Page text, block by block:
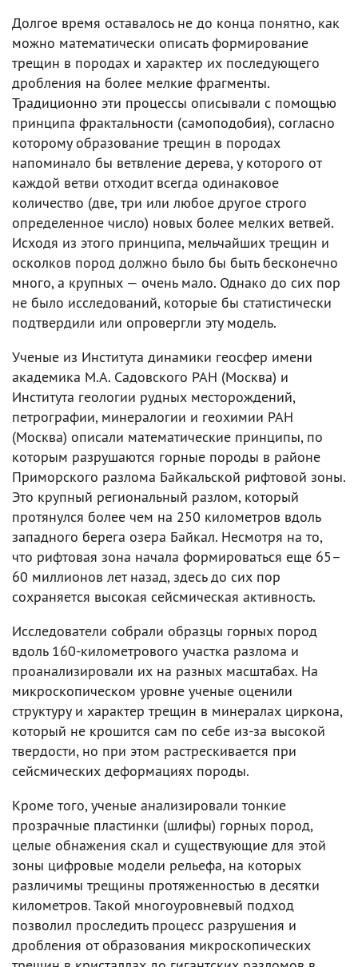
Долгое время оставалось не до конца понятно, как
можно математически описать формирование
трещин в породах и характер их последующего
дробления на более мелкие фрагменты.
Традиционно эти процессы описывали с помощью
принципа фрактальности (самоподобия), согласно
которому образование трещин в породах
напоминало бы ветвление дерева, у которого от
каждой ветви отходит всегда одинаковое
количество (две, три или любое другое строго
определенное число) новых более мелких ветвей.
Исходя из этого принципа, мельчайших трещин и
осколков пород должно было бы быть бесконечно
много, а крупных — очень мало. Однако до сих пор
не было исследований, которые бы статистически
подтвердили или опровергли эту модель.
Ученые из Института динамики геосфер имени
академика М.А. Садовского РАН (Москва) и
Института геологии рудных месторождений,
петрографии, минералогии и геохимии РАН
(Москва) описали математические принципы, по
которым разрушаются горные породы в районе
Приморского разлома Байкальской рифтовой зоны.
Это крупный региональный разлом, который
протянулся более чем на 250 километров вдоль
западного берега озера Байкал. Несмотря на то,
что рифтовая зона начала формироваться еще 65–
60 миллионов лет назад, здесь до сих пор
сохраняется высокая сейсмическая активность.
Исследователи собрали образцы горных пород
вдоль 160-километрового участка разлома и
проанализировали их на разных масштабах. На
микроскопическом уровне ученые оценили
структуру и характер трещин в минералах циркона,
который не крошится сам по себе из-за высокой
твердости, но при этом растрескивается при
сейсмических деформациях породы.
Кроме того, ученые анализировали тонкие
прозрачные пластинки (шлифы) горных пород,
целые обнажения скал и существующие для этой
зоны цифровые модели рельефа, на которых
различимы трещины протяженностью в десятки
километров. Такой многоуровневый подход
позволил проследить процесс разрушения и
дробления от образования микроскопических